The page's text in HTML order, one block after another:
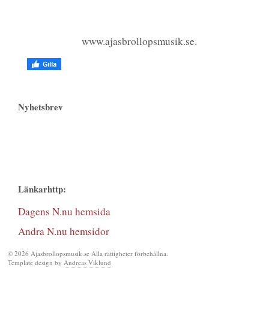
www.ajasbrollopsmusik.se.
Nyhetsbrev
Länkarhttp:
Dagens N.nu hemsida
Andra N.nu hemsidor
© 2026 Ajasbrollopsmusik.se Alla rättigheter förbehållna.
Template design byAndreas Viklund